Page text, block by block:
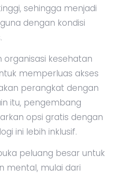
sehingga menjadi
dengan kondisi
organisasi kesehatan
memperluas akses
perangkat dengan
itu, pengembang
opsi gratis dengan
ini lebih inklusif.
peluang besar untuk
mental, mulai dari